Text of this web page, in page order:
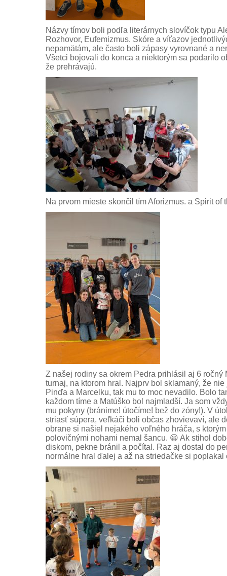
Názvy tímov boli podľa literárnych slovíčok typu
Rozhovor, Eufemizmus. Skóre a víťazov
nepamätám, ale často boli zápasy vyrovnané a
Všetci bojovali do konca a niektorým sa podarilo
že prehrávajú.
Na prvom mieste skončil tím Aforizmus. a Spirit of
Z našej rodiny sa okrem Pedra prihlásil aj 6 ročný
turnaj, na ktorom hral. Najprv bol sklamaný, že
Pinďa a Marcelku, tak mu to moc nevadilo. Bolo
každom tíme a Matúško bol najmladší. Ja som
mu pokyny (bránime! útočíme! bež do zóny!). V
striasť súpera, veľkáči boli občas zhovievaví, ale
obrane si našiel nejakého voľného hráča, s
polovičnými nohami nemal šancu. 😀 Ak stihol
diskom, pekne bránil a počítal. Raz aj dostal do
normálne hral ďalej a až na striedačke si poplakal